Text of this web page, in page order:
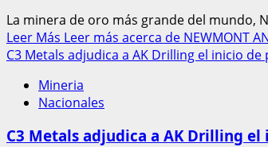
La minera de oro más grande del mundo,
Leer Más Leer más acerca de NEWMONT
C3 Metals adjudica a AK Drilling el inicio
Mineria
Nacionales
C3 Metals adjudica a AK Drilling